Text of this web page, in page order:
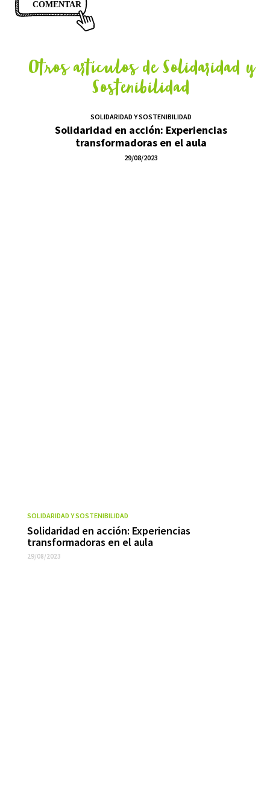
Otros artículos deSolidaridad y
Sostenibilidad
SOLIDARIDAD Y SOSTENIBILIDAD
Solidaridad en acción: Experiencias
transformadoras en el aula
29/08/2023
SOLIDARIDAD Y SOSTENIBILIDAD
Solidaridad en acción: Experiencias
transformadoras en el aula
29/08/2023